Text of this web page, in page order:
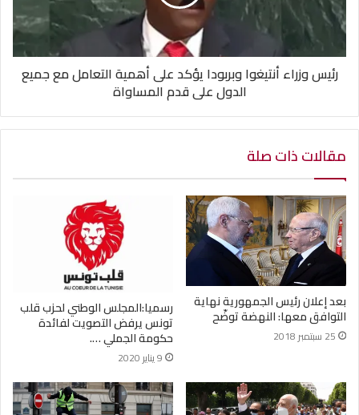
رئيس وزراء أنتيغوا وبربودا يؤكد على أهمية التعامل مع جميع
الدول على قدم المساواة
مقالات ذات صلة
بعد إعلان رئيس الجمهورية نهاية
التوافق معها: النهضة توضّح
25 سبتمبر 2018
رسميا:المجلس الوطني لحزب قلب
تونس يرفض التصويت لفائدة
حكومة الجملي ….
9 يناير 2020